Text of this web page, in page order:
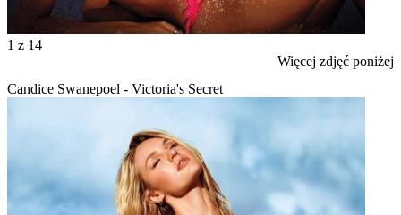
1 z 14
Więcej zdjęć poniżej
Candice Swanepoel - Victoria's Secret